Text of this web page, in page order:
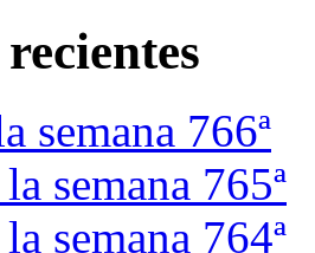
semana 766ª
semana 765ª
semana 764ª